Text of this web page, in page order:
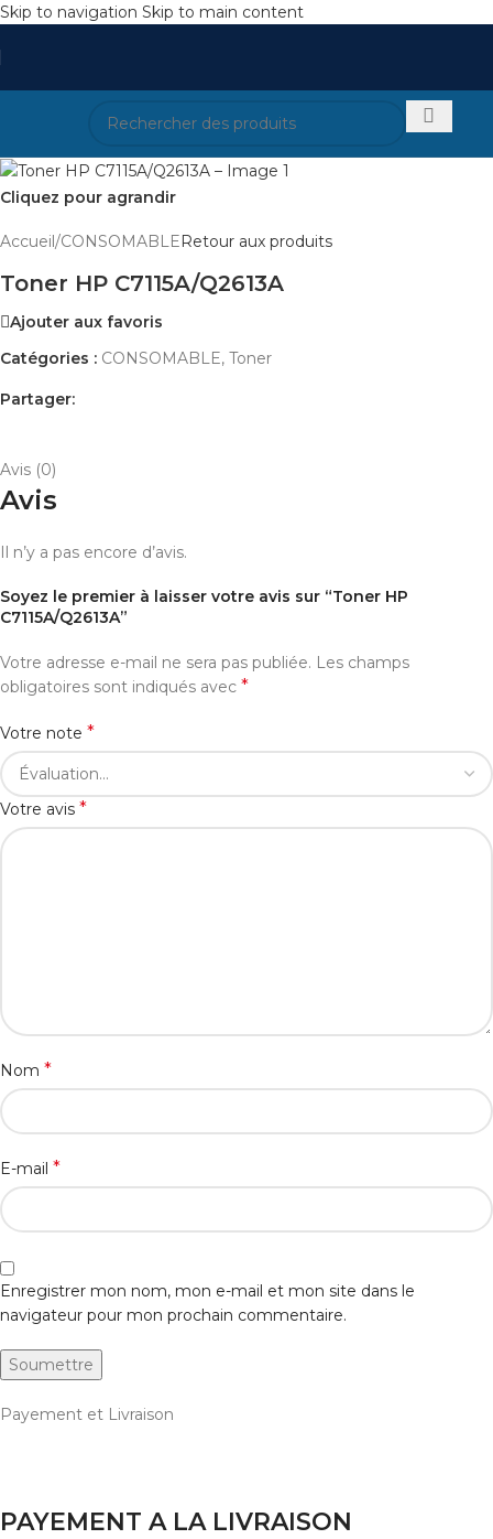
Skip to navigation Skip to main content
Cliquez pour agrandir
Accueil /CONSOMABLE Retour aux produits
Toner HP C7115A/Q2613A
Ajouter aux favoris
Catégories : CONSOMABLE, Toner
Partager:
Avis (0)
Avis
Il n’y a pas encore d’avis.
Soyez le premier à laisser votre avis sur “Toner HP
C7115A/Q2613A”
Votre adresse e-mail ne sera pas publiée. Les champs
obligatoires sont indiqués avec *
Votre note *
Votre avis *
Nom *
E-mail *
Enregistrer mon nom, mon e-mail et mon site dans le
navigateur pour mon prochain commentaire.
Payement et Livraison
PAYEMENT A LA LIVRAISON